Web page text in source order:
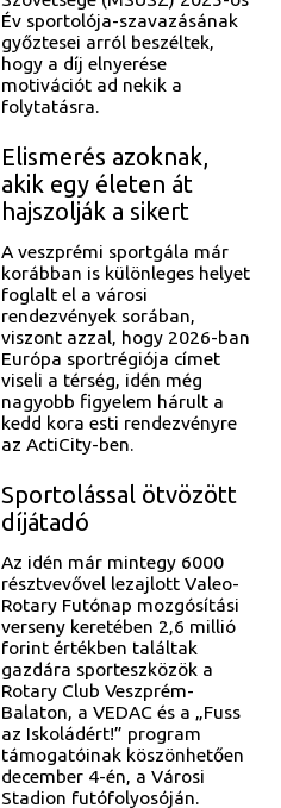
Év sportolója-szavazásának
győztesei arról beszéltek,
hogy a díj elnyerése
motivációt ad nekik a
folytatásra.
Elismerés azoknak,
akik egy életen át
hajszolják a sikert
A veszprémi sportgála már
korábban is különleges helyet
foglalt el a városi
rendezvények sorában,
viszont azzal, hogy 2026-ban
Európa sportrégiója címet
viseli a térség, idén még
nagyobb figyelem hárult a
kedd kora esti rendezvényre
az ActiCity-ben.
Sportolással ötvözött
díjátadó
Az idén már mintegy 6000
résztvevővel lezajlott Valeo-
Rotary Futónap mozgósítási
verseny keretében 2,6 millió
forint értékben találtak
gazdára sporteszközök a
Rotary Club Veszprém-
Balaton, a VEDAC és a „Fuss
az Iskoládért!” program
támogatóinak köszönhetően
december 4-én, a Városi
Stadion futófolyosóján.